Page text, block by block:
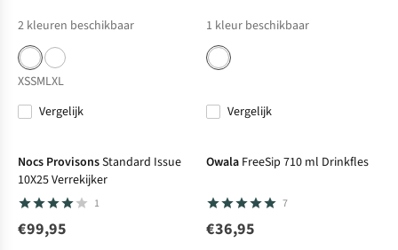
2 kleuren beschikbaar
XSSMLXL
Vergelijk
1 kleur beschikbaar
Vergelijk
Nocs ProvisonsStandard Issue
10X25 Verrekijker
1
€99,95
Owala FreeSip 710 ml Drinkfles
7
€36,95